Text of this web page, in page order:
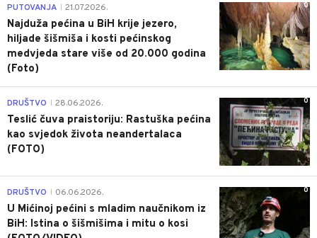
0
PUTOVANJA 21.07.2026.
Najduža pećina u BiH krije jezero,
hiljade šišmiša i kosti pećinskog
medvjeda stare više od 20.000 godina
(Foto)
0
DRUŠTVO 28.06.2026.
Teslić čuva praistoriju: Rastuška pećina
kao svjedok života neandertalaca
(FOTO)
0
DRUŠTVO 06.06.2026.
U Mićinoj pećini s mladim naučnikom iz
BiH: Istina o šišmišima i mitu o kosi